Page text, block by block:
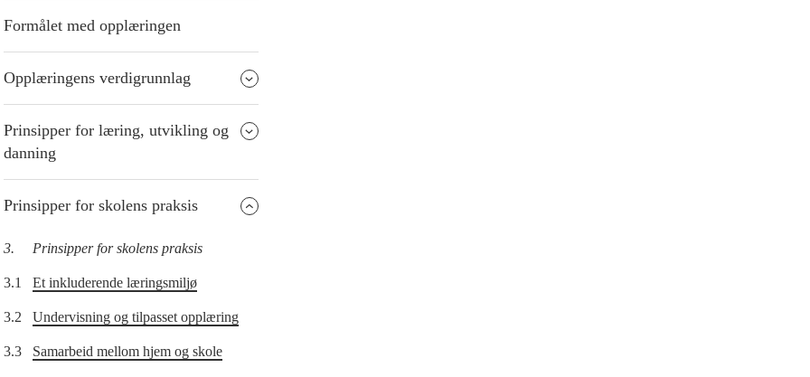
Formålet med opplæringen
Opplæringens verdigrunnlag
Prinsipper for læring, utvikling og
danning
Prinsipper for skolens praksis
3. Prinsipper for skolens praksis
3.1 Et inkluderende læringsmiljø
3.2 Undervisning og tilpasset opplæring
3.3 Samarbeid mellom hjem og skole